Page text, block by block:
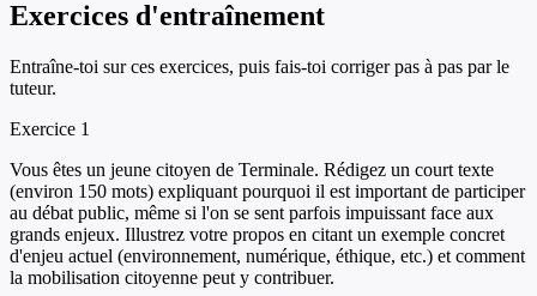
Exercices d'entraînement
Entraîne-toi sur ces exercices, puis fais-toi corriger pas à pas par le
tuteur.
Exercice 1
Vous êtes un jeune citoyen de Terminale. Rédigez un court texte
(environ 150 mots) expliquant pourquoi il est important de participer
au débat public, même si l'on se sent parfois impuissant face aux
grands enjeux. Illustrez votre propos en citant un exemple concret
d'enjeu actuel (environnement, numérique, éthique, etc.) et comment
la mobilisation citoyenne peut y contribuer.